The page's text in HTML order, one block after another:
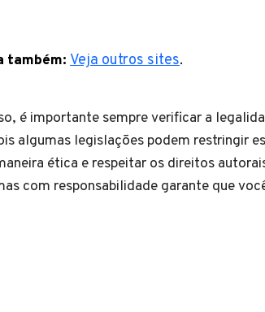
também: Veja outros sites.
é importante sempre verificar a
algumas legislações podem restringir
ética e respeitar os direitos
com responsabilidade garante que